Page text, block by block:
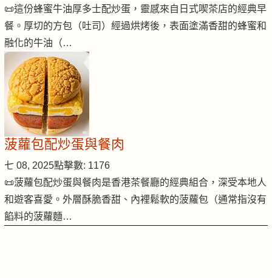
📜這份蜂蜜牛油厚多士配炒蛋，靈感來自日式喫茶店的經典早
餐。厚切的方包（吐司）經過烘烤後，表面塗滿香甜的蜂蜜和
融化的牛油（…
菠蘿包配炒蛋與餐肉
七 08, 2025點擊數: 1176
📜菠蘿包配炒蛋與餐肉是香港茶餐廳的經典組合，深受本地人
和遊客喜愛。外層酥脆香甜、內裡鬆軟的菠蘿包（通常指沒有
餡料的菠蘿麵…